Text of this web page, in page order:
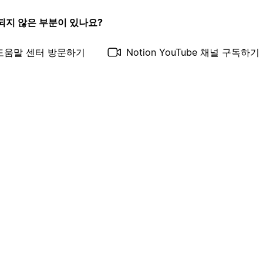
지 않은 부분이 있나요?
움말 센터 방문하기 Notion YouTube 채널 구독하기